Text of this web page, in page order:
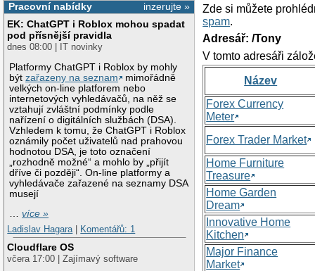
inzerujte »
Pracovní nabídky
EK: ChatGPT i Roblox mohou spadat
pod přísnější pravidla
dnes 08:00 | IT novinky
Platformy ChatGPT i Roblox by mohly
býtzařazeny na seznam
mimořádně
velkých on-line platforem nebo
internetových vyhledávačů, na něž se
vztahují zvláštní podmínky podle
nařízení o digitálních službách (DSA).
Vzhledem k tomu, že ChatGPT i Roblox
oznámily počet uživatelů nad prahovou
hodnotou DSA, je toto označení
„rozhodně možné“ a mohlo by „přijít
dříve či později“. On-line platformy a
vyhledávače zařazené na seznamy DSA
musejí
…více »
Ladislav Hagara
Komentářů: 1
Cloudflare OS
včera 17:00 | Zajímavý software
Zde si můžete
spam.
Adresář: /Tony
V tomto adresáři
Název
Forex Currency
Meter
Forex Trader Market
Home Furniture
Treasure
Home Garden
Dream
Innovative Home
Kitchen
Major Finance
Market